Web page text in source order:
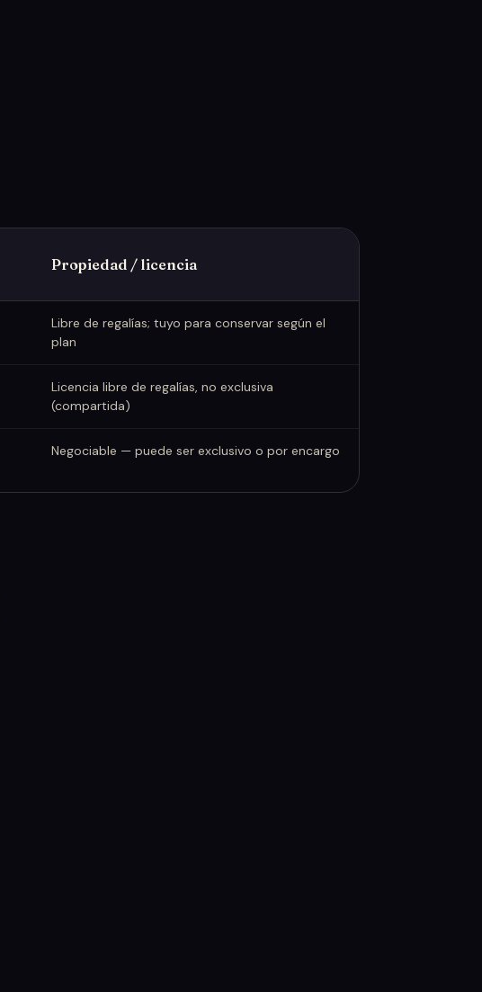
Propiedad / licencia
Libre de regalías; tuyo para conservar según el
plan
Licencia libre de regalías, no exclusiva
(compartida)
Negociable — puede ser exclusivo o por encargo